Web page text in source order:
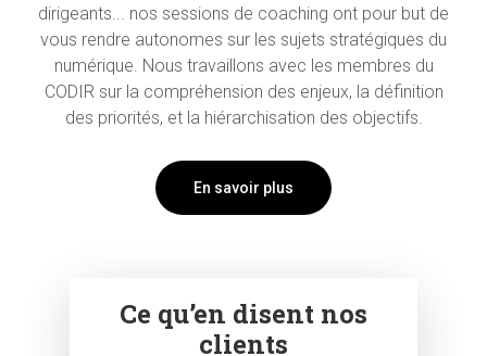
dirigeants... nos sessions de coaching ont pour but de
vous rendre autonomes sur les sujets stratégiques du
numérique. Nous travaillons avec les membres du
CODIR sur la compréhension des enjeux, la définition
des priorités, et la hiérarchisation des objectifs.
En savoir plus
Ce qu’en disent nos
clients